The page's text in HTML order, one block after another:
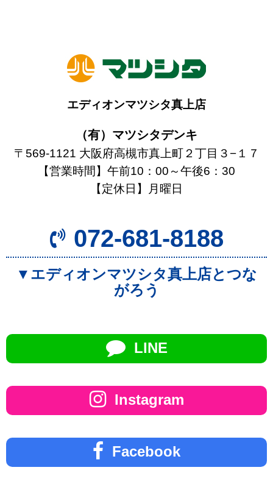
エディオンマツシタ真上店
（有）マツシタデンキ
〒569-1121 大阪府高槻市真上町２丁目３−１７
【営業時間】午前10：00～午後6：30
【定休日】月曜日
072-681-8188
▼エディオンマツシタ真上店とつな
がろう
LINE
Instagram
Facebook